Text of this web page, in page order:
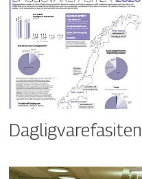
Dagligvarefasiten